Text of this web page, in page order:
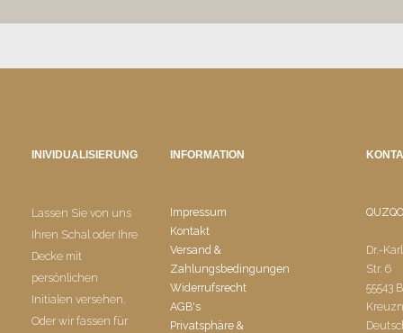
INIVIDUALISIERUNG
Lassen Sie von uns
Ihren Schal oder Ihre
Decke mit
persönlichen
Initialen versehen.
Oder wir fassen für
INFORMATION
Impressum
Kontakt
Versand &
Zahlungsbedingungen
Widerrufsrecht
AGB's
Privatsphäre &
QUZQO
Dr.-
Str. 6
55543